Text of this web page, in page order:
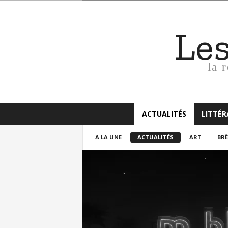
la
ACTUALITÉS
A LA UNE ACTUALITÉS ART